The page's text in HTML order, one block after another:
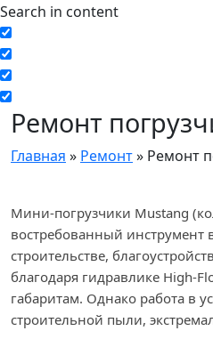
Search in content
Ремонт
Главная » Ремонт» Ремонт
Мини-погрузчики Mustang
востребованный инструмент
строительстве,
благодаря гидравлике High-
габаритам. Однако работа в
строительной пыли,